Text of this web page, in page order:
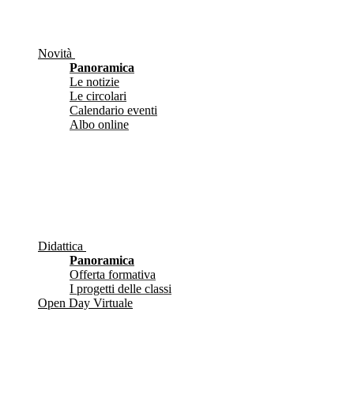
Novità
Panoramica
Le notizie
Le circolari
Calendario eventi
Albo online
Didattica
Panoramica
Offerta formativa
I progetti delle classi
Open Day Virtuale